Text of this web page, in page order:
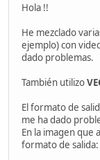
Hola !!
He mezclado
ejemplo) con
dado problemas.
También utilizo
El formato de
me ha dado
En la imagen que
formato de salida: